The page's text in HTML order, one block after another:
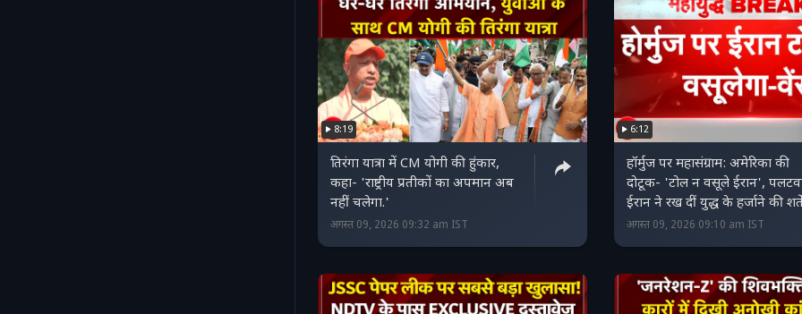
8:19
तिरंगा यात्रा में CM योगी की हुंकार,
कहा- 'राष्ट्रीय प्रतीकों का अपमान अब
नहीं चलेगा.'
अगस्त 09, 2026 09:32 am IST
6:12
हॉर्मुज पर महासंग्राम: अमेरिका की
दोटूक- 'टोल न वसूले ईरान',
ईरान ने रख दीं युद्ध के हर्जाने की
अगस्त 09, 2026 09:10 am IST